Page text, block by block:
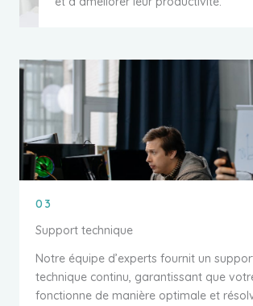
03
Support technique
Notre équipe d’experts fournit un
technique continu, garantissant que
fonctionne de manière optimale et